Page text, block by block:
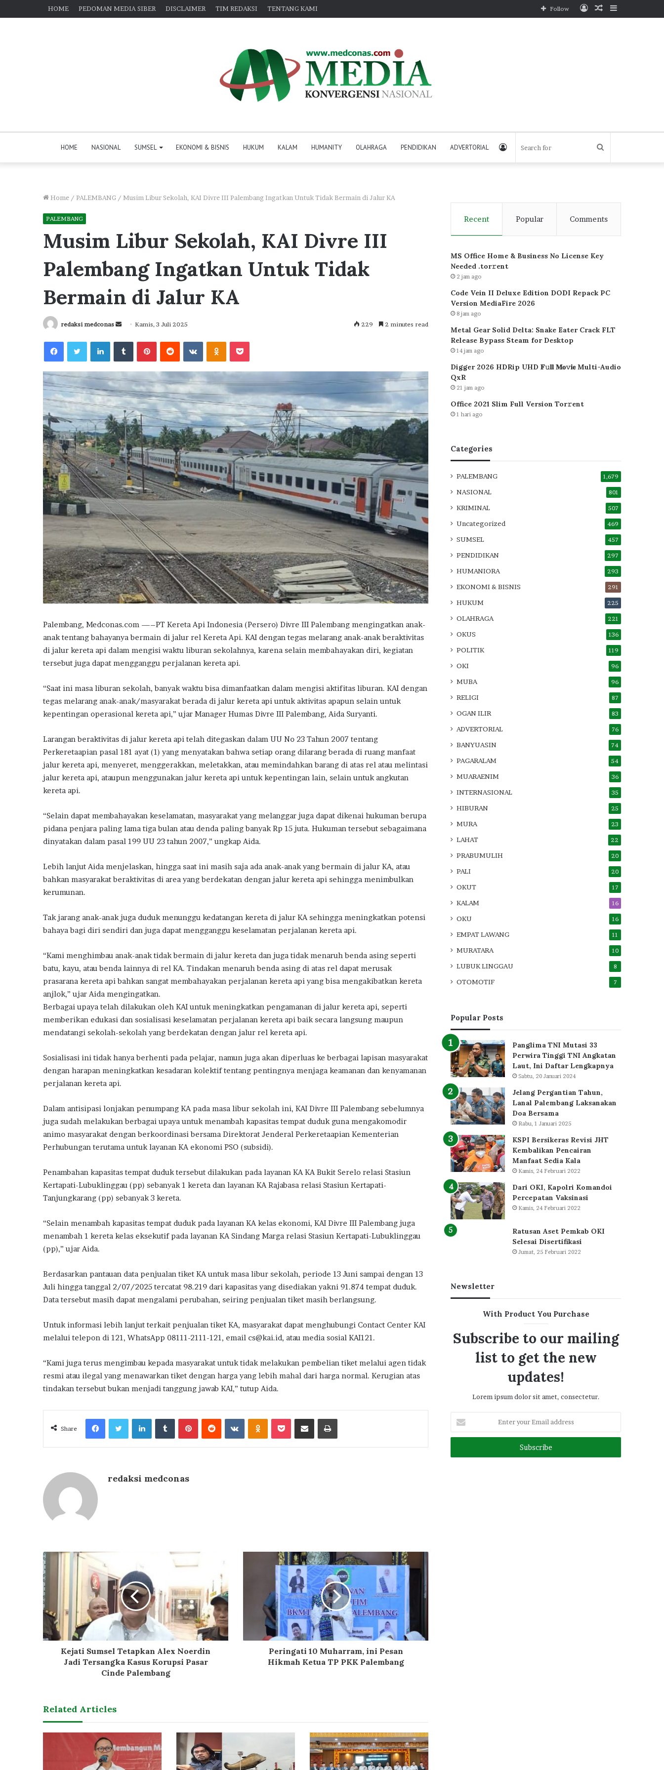
HOME PEDOMAN MEDIA SIBER DISCLAIMER TIM REDAKSI TENTANG KAMI Sidebar
Random
Log
Follow
HOME NASIONAL SUMSEL EKONOMI & BISNIS HUKUM KALAM HUMANITY OLAHRAGA PENDIDIKAN ADVERTORIAL Search
Log
Home / PALEMBANG / Musim Libur Sekolah, KAI Divre III Palembang Ingatkan Untuk Tidak Bermain di Jalur KA
PALEMBANG
Musim Libur Sekolah, KAI Divre III
Palembang Ingatkan Untuk Tidak
Bermain di Jalur KA
redaksi medconas
Send
email
Kamis, 3 Juli 2025 229 2 minutes read
FacebookTwitterLinkedInTumblrPinterestReddit VKontakteOdnoklassniki
Pocket
Palembang, Medconas.com —–PT Kereta Api Indonesia (Persero) Divre III Palembang mengingatkan anak-
anak tentang bahayanya bermain di jalur rel Kereta Api. KAI dengan tegas melarang anak-anak beraktivitas
di jalur kereta api dalam mengisi waktu liburan sekolahnya, karena selain membahayakan diri, kegiatan
tersebut juga dapat mengganggu perjalanan kereta api.
“Saat ini masa liburan sekolah, banyak waktu bisa dimanfaatkan dalam mengisi aktifitas liburan. KAI dengan
tegas melarang anak-anak/masyarakat berada di jalur kereta api untuk aktivitas apapun selain untuk
kepentingan operasional kereta api,” ujar Manager Humas Divre III Palembang, Aida Suryanti.
Larangan beraktivitas di jalur kereta api telah ditegaskan dalam UU No 23 Tahun 2007 tentang
Perkeretaapian pasal 181 ayat (1) yang menyatakan bahwa setiap orang dilarang berada di ruang manfaat
jalur kereta api, menyeret, menggerakkan, meletakkan, atau memindahkan barang di atas rel atau melintasi
jalur kereta api, ataupun menggunakan jalur kereta api untuk kepentingan lain, selain untuk angkutan
kereta api.
“Selain dapat membahayakan keselamatan, masyarakat yang melanggar juga dapat dikenai hukuman berupa
pidana penjara paling lama tiga bulan atau denda paling banyak Rp 15 juta. Hukuman tersebut sebagaimana
dinyatakan dalam pasal 199 UU 23 tahun 2007,” ungkap Aida.
Lebih lanjut Aida menjelaskan, hingga saat ini masih saja ada anak-anak yang bermain di jalur KA, atau
bahkan masyarakat beraktivitas di area yang berdekatan dengan jalur kereta api sehingga menimbulkan
kerumunan.
Tak jarang anak-anak juga duduk menunggu kedatangan kereta di jalur KA sehingga meningkatkan potensi
bahaya bagi diri sendiri dan juga dapat mengganggu keselamatan perjalanan kereta api.
“Kami menghimbau anak-anak tidak bermain di jalur kereta dan juga tidak menaruh benda asing seperti
batu, kayu, atau benda lainnya di rel KA. Tindakan menaruh benda asing di atas rel dapat merusak
prasarana kereta api bahkan sangat membahayakan perjalanan kereta api yang bisa mengakibatkan kereta
anjlok,” ujar Aida mengingatkan.
Berbagai upaya telah dilakukan oleh KAI untuk meningkatkan pengamanan di jalur kereta api, seperti
memberikan edukasi dan sosialisasi keselamatan perjalanan kereta api baik secara langsung maupun
mendatangi sekolah-sekolah yang berdekatan dengan jalur rel kereta api.
Sosialisasi ini tidak hanya berhenti pada pelajar, namun juga akan diperluas ke berbagai lapisan masyarakat
dengan harapan meningkatkan kesadaran kolektif tentang pentingnya menjaga keamanan dan kenyamanan
perjalanan kereta api.
Dalam antisipasi lonjakan penumpang KA pada masa libur sekolah ini, KAI Divre III Palembang sebelumnya
juga sudah melakukan berbagai upaya untuk menambah kapasitas tempat duduk guna mengakomodir
animo masyarakat dengan berkoordinasi bersama Direktorat Jenderal Perkeretaapian Kementerian
Perhubungan terutama untuk layanan KA ekonomi PSO (subsidi).
Penambahan kapasitas tempat duduk tersebut dilakukan pada layanan KA KA Bukit Serelo relasi Stasiun
Kertapati-Lubuklinggau (pp) sebanyak 1 kereta dan layanan KA Rajabasa relasi Stasiun Kertapati-
Tanjungkarang (pp) sebanyak 3 kereta.
“Selain menambah kapasitas tempat duduk pada layanan KA kelas ekonomi, KAI Divre III Palembang juga
menambah 1 kereta kelas eksekutif pada layanan KA Sindang Marga relasi Stasiun Kertapati-Lubuklinggau
(pp),” ujar Aida.
Berdasarkan pantauan data penjualan tiket KA untuk masa libur sekolah, periode 13 Juni sampai dengan 13
Juli hingga tanggal 2/07/2025 tercatat 98.219 dari kapasitas yang disediakan yakni 91.874 tempat duduk.
Data tersebut masih dapat mengalami perubahan, seiring penjualan tiket masih berlangsung.
Untuk informasi lebih lanjut terkait penjualan tiket KA, masyarakat dapat menghubungi Contact Center KAI
melalui telepon di 121, WhatsApp 08111-2111-121, email cs@kai.id, atau media sosial KAI121.
“Kami juga terus mengimbau kepada masyarakat untuk tidak melakukan pembelian tiket melalui agen tidak
resmi atau ilegal yang menawarkan tiket dengan harga yang lebih mahal dari harga normal. Kerugian atas
tindakan tersebut bukan menjadi tanggung jawab KAI,” tutup Aida.
Share
FacebookTwitterLinkedInTumblrPinterestReddit VKontakteOdnoklassniki
Pocket Share via Email Print
redaksi medconas
Kejati Sumsel Tetapkan Alex Noerdin
Jadi Tersangka Kasus Korupsi Pasar
Cinde Palembang
Peringati 10 Muharram, ini Pesan
Hikmah Ketua TP PKK Palembang
Related Articles
Recent Popular Comments
MS Office Home & Business No License Key
Needed .tоr𝚛еnt
2 jam ago
Code Vein II Deluxe Edition DODI Repack PC
Version MediaFire 2026
8 jam ago
Metal Gear Solid Delta: Snake Eater Crack FLT
Release Bypass Steam for Desktop
14 jam ago
Digger 2026 HDRip UHD 𝐅𝚞𝐥𝐥 𝐌𝐨𝚟𝐢𝐞 Multi-Audio
QxR
21 jam ago
Office 2021 Slim Full Version Tor𝚛ent
1 hari ago
Categories
PALEMBANG 1,679
NASIONAL 801
KRIMINAL 507
Uncategorized 469
SUMSEL 457
PENDIDIKAN 297
HUMANIORA 293
EKONOMI & BISNIS 291
HUKUM 225
OLAHRAGA 221
OKUS 136
POLITIK 119
OKI 96
MUBA 96
RELIGI 87
OGAN ILIR 83
ADVERTORIAL 76
BANYUASIN 74
PAGARALAM 54
MUARAENIM 36
INTERNASIONAL 35
HIBURAN 25
MURA 23
LAHAT 22
PRABUMULIH 20
PALI 20
OKUT 17
KALAM 16
OKU 16
EMPAT LAWANG 11
MURATARA 10
LUBUK LINGGAU 8
OTOMOTIF 7
Popular Posts
Panglima TNI Mutasi 33
Perwira Tinggi TNI Angkatan
Laut, Ini Daftar Lengkapnya
Sabtu, 20 Januari 2024
Jelang Pergantian Tahun,
Lanal Palembang Laksanakan
Doa Bersama
Rabu, 1 Januari 2025
KSPI Bersikeras Revisi JHT
Kembalikan Pencairan
Manfaat Sedia Kala
Kamis, 24 Februari 2022
Dari OKI, Kapolri Komandoi
Percepatan Vaksinasi
Kamis, 24 Februari 2022
Ratusan Aset Pemkab OKI
Selesai Disertifikasi
Jumat, 25 Februari 2022
Newsletter
With Product You Purchase
Subscribe to our mailing
list to get the new
updates!
Lorem ipsum dolor sit amet, consectetur.
your
Email